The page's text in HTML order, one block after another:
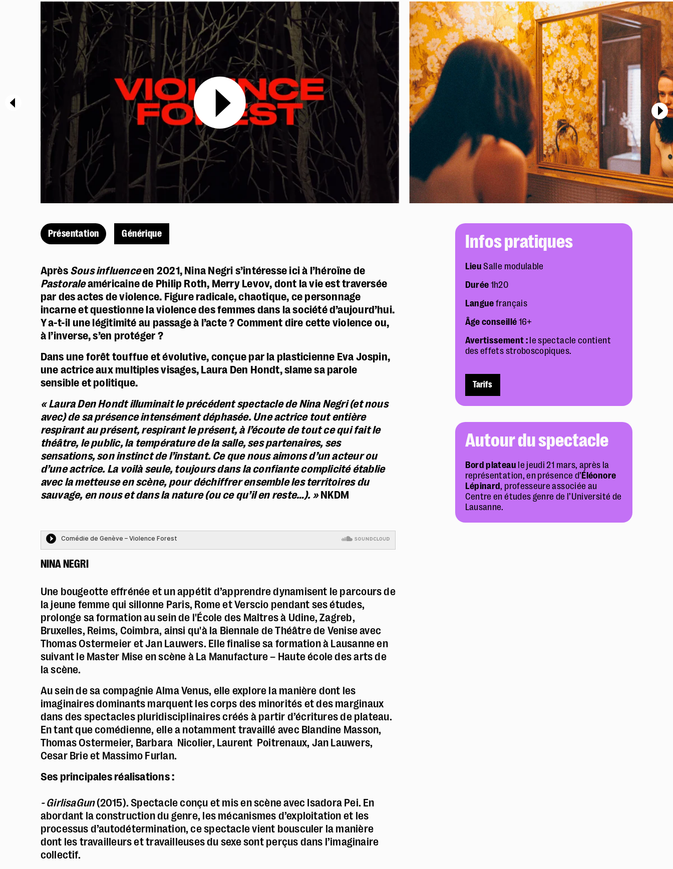
Présentation
Productions & tournées
Coproductions
Workshops
Le Marché
Le restaurant Blé Noir
L'équipe
Emplois & stages
Partenaires
Mécénat & sponsoring
Louer la Comédie
Technique
Présentation Générique
AprèsSous influenceen 2021, Nina Negri s’intéresse ici à l’héroïne de
Pastoraleaméricaine de Philip Roth, Merry Levov, dont la vie est traversée
par des actes de violence. Figure radicale, chaotique, ce personnage
incarne et questionne la violence des femmes dans la société d’aujourd’hui.
Y a-t-il une légitimité au passage à l’acte ? Comment dire cette violence ou,
à l’inverse, s’en protéger ?
Dans une forêt touffue et évolutive, conçue par la plasticienne Eva Jospin,
une actrice aux multiples visages, Laura Den Hondt, slame sa parole
sensible et politique.
«Laura Den Hondt illuminait le précédent spectacle de Nina Negri (et nous
avec) de sa présence intensément déphasée. Une actrice tout entière
respirant au présent, respirant le présent, à l’écoute de tout ce qui fait le
théâtre, le public, la température de la salle, ses partenaires, ses
sensations, son instinct de l’instant. Ce que nous aimons d’un acteur ou
d’une actrice. La voilà seule, toujours dans la confiante complicité établie
avec la metteuse en scène, pour déchiffrer ensemble les territoires du
sauvage, en nous et dans la nature (ou ce qu’il en reste…). »NKDM
NINA NEGRI
Une bougeotte effrénée et un appétit d’apprendre dynamisent le parcours de
la jeune femme qui sillonne Paris, Rome et Verscio pendant ses études,
prolonge sa formation au sein de l'École des Maîtres à Udine, Zagreb,
Bruxelles, Reims, Coimbra, ainsi qu'à la Biennale de Théâtre de Venise avec
Thomas Ostermeier et Jan Lauwers. Elle finalise sa formation à Lausanne en
suivant le Master Mise en scène à La Manufacture – Haute école des arts de
la scène.
Au sein de sa compagnie Alma Venus, elle explore la manière dont les
imaginaires dominants marquent les corps des minorités et des marginaux
dans des spectacles pluridisciplinaires créés à partir d’écritures de plateau.
En tant que comédienne, elle a notamment travaillé avec Blandine Masson,
Thomas Ostermeier, Barbara Nicolier, Laurent Poitrenaux, Jan Lauwers,
Cesar Brie et Massimo Furlan.
Ses principales réalisations :
- GirlisaGun(2015). Spectacle conçu et mis en scène avec Isadora Pei. En
abordant la construction du genre, les mécanismes d’exploitation et les
processus d’autodétermination, ce spectacle vient bousculer la manière
dont les travailleurs et travailleuses du sexe sont perçus dans l’imaginaire
collectif.
Infos pratiques
LieuSalle modulable
Durée 1h20
Languefrançais
Âge conseillé 16+
Avertissement : le spectacle contient
des effets stroboscopiques.
Tarifs
Autour du spectacle
Bord plateau le jeudi 21 mars, après la
représentation, en présence d’ Éléonore
Lépinard, professeure associée au
Centre en études genre de l’Université de
Lausanne.